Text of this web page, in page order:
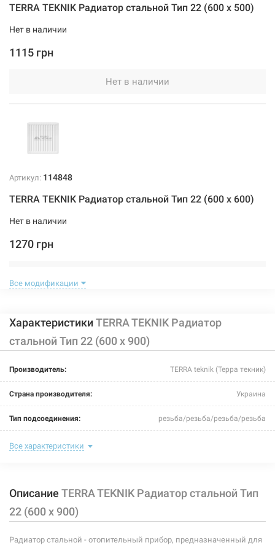
TERRA TEKNIK Радиатор стальной Тип 22 (600 x 500)
Нет в наличии
1115 грн
Нет в наличии
Артикул: 114848
TERRA TEKNIK Радиатор стальной Тип 22 (600 x 600)
Нет в наличии
1270 грн
Артикул:114849
TERRA TEKNIK Радиатор стальной Тип 22 (600 x 700)
Все модификации
ХарактеристикиTERRA TEKNIK Радиатор
стальной Тип 22 (600 x 900)
Производитель: TERRA teknik (Терра текник)
Страна производителя: Украина
Тип подсоединения: резьба/резьба/резьба/резьба
Цвет:
Теплоотдача: 1620-2178 Вт
Номинальное давление:
Ширина: 900 мм
Все характеристики
Описание TERRA TEKNIK Радиатор стальной Тип
22 (600 x 900)
Радиатор стальной - отопительный прибор, предназначенный для